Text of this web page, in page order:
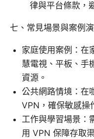
律與平台條款，
七、常見場景與案例
家庭使用案例：在
慧電視、平板、手
資源。
公共網路情境：在
VPN，確保敏感操
工作與學習場景：
用 VPN 保障存取